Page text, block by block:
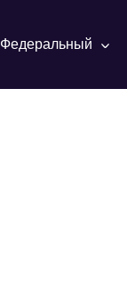
Федеральный